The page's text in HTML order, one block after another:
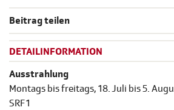
Beitrag teilen
DETAILINFORMATION
Ausstrahlung
Montags bis freitags, 18. Juli bis 5.
SRF 1